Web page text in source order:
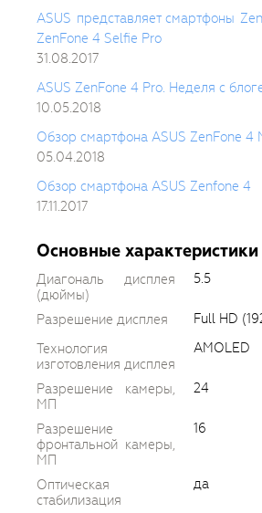
ASUS представляет смартфоны
ZenFone 4 Selfie Pro
31.08.2017
ASUS ZenFone 4 Pro. Неделя с
10.05.2018
Обзор смартфона ASUS ZenFone 4
05.04.2018
Обзор смартфона ASUS Zenfone 4
17.11.2017
Основные характеристики
Диагональ дисплея
(дюймы)
5.5
Разрешение дисплея
Full HD
Технология
изготовления дисплея
AMOLED
Разрешение камеры,
МП
24
Разрешение
фронтальной камеры,
МП
16
Оптическая
стабилизация
да